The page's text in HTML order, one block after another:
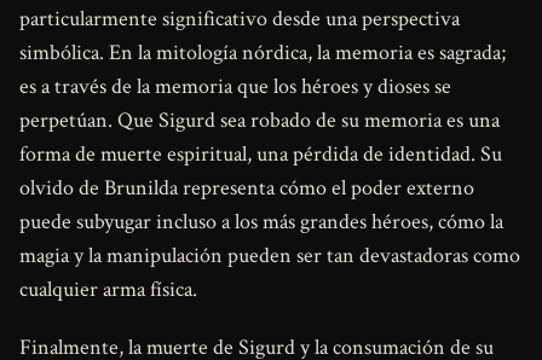
particularmente significativo desde una perspectiva
simbólica. En la mitología nórdica, la memoria es sagrada;
es a través de la memoria que los héroes y dioses se
perpetúan. Que Sigurd sea robado de su memoria es una
forma de muerte espiritual, una pérdida de identidad. Su
olvido de Brunilda representa cómo el poder externo
puede subyugar incluso a los más grandes héroes, cómo la
magia y la manipulación pueden ser tan devastadoras como
cualquier arma física.
Finalmente, la muerte de Sigurd y la consumación de su